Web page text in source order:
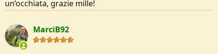
un’occhiata, grazie mille!
MarciB92